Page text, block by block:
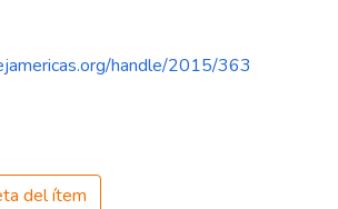
handle/2015/363
del ítem